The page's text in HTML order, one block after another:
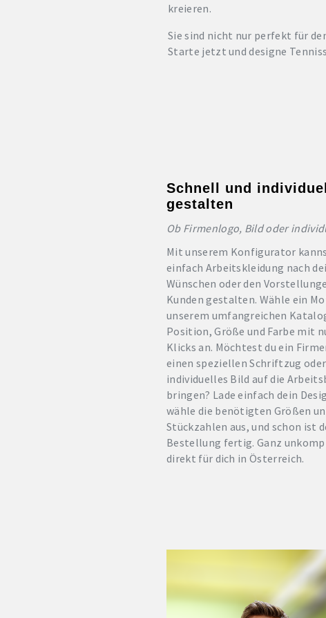
kreieren.
Sie sind nicht nur perfekt für
Starte jetzt und designe
Schnell und individuell
gestalten
Ob Firmenlogo, Bild oder
Mit unserem Konfigurator
einfach Arbeitskleidung nach
Wünschen oder den
Kunden gestalten. Wähle ein
unserem umfangreichen
Position, Größe und Farbe mit
Klicks an. Möchtest du ein
einen speziellen Schriftzug
individuelles Bild auf die
bringen? Lade einfach dein
wähle die benötigten Größen
Stückzahlen aus, und schon ist
Bestellung fertig. Ganz
direkt für dich in Österreich.